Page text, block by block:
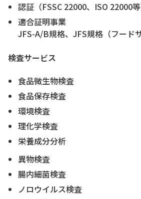
認証（FSSC 22000、ISO 22000
適合証明事業
JFS-A/B規格、JFS規格（フード
検査サービス
食品微生物検査
食品保存検査
環境検査
理化学検査
栄養成分分析
異物検査
腸内細菌検査
ノロウイルス検査